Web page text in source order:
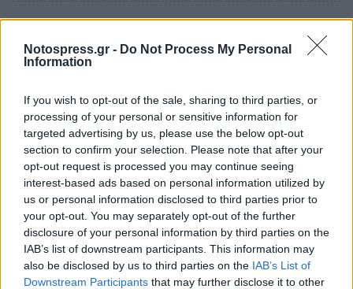
Notospress.gr - Do Not Process My Personal
Information
If you wish to opt-out of the sale, sharing to third parties, or
processing of your personal or sensitive information for
targeted advertising by us, please use the below opt-out
section to confirm your selection. Please note that after your
opt-out request is processed you may continue seeing
interest-based ads based on personal information utilized by
us or personal information disclosed to third parties prior to
your opt-out. You may separately opt-out of the further
disclosure of your personal information by third parties on the
IAB’s list of downstream participants. This information may
also be disclosed by us to third parties on the IAB’s List of
Downstream Participants that may further disclose it to other
Η Γενική Ταχυδρομική αναζητά οδηγό
δικύκλου στη Σπάρτη
08/08/2026 10:18